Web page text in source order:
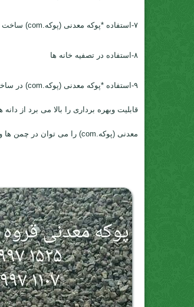
۷-استفاده *پوکه معدنی (پوکه.com) ساخت بتن سبک
۸-استفاده در تصفیه خانه ها
معدنی (پوکه.com) را می توان در چمن ها ومناطق کم آب مزارع .{پومیس را می توان برای لایه های زیرین خاک استفاده نمود}